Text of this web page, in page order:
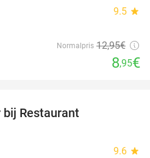
9.5 star
Normalpris 12,95€
8,95€
bij Restaurant
9.6 star